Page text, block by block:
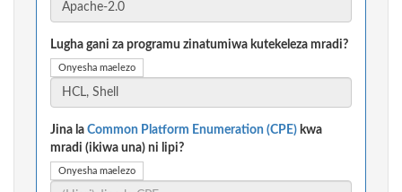
Lugha gani za programu zinatumiwa kutekeleza mradi?
Onyesha maelezo
Jina la Common Platform Enumeration (CPE) kwa
mradi (ikiwa una) ni lipi?
Onyesha maelezo